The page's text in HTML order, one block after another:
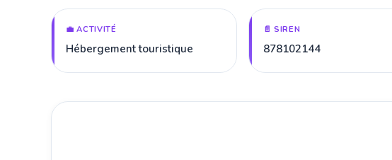
💼 ACTIVITÉ
Hébergement touristique
📄 SIREN
878102144